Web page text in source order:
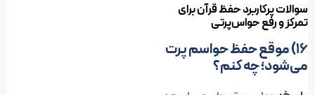
سوالات پرکاربرد حفظ قرآن برای
تمرکز و رفع حواس‌پرتی
۱۶) موقع حفظ حواسم پرت
می‌شود؛ چه کنم؟